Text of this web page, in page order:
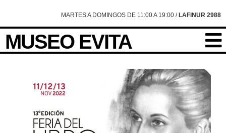
MARTES A DOMINGOS DE 11:00 A 19:00 / LAFINUR 2988
MUSEO EVITA